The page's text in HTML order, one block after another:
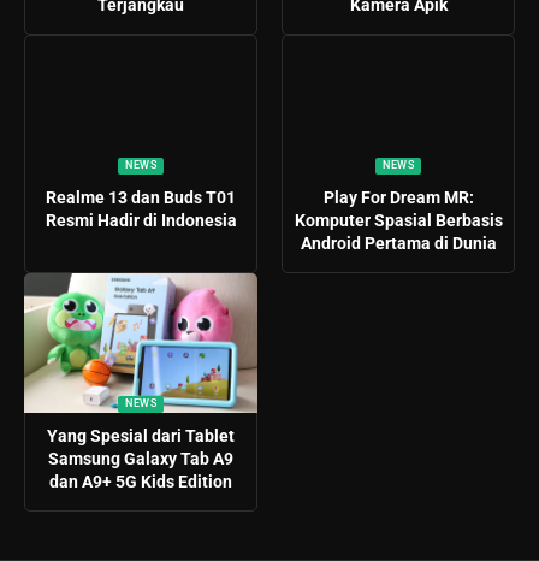
Terjangkau
Kamera Apik
NEWS
Realme 13 dan Buds T01
Resmi Hadir di Indonesia
NEWS
Play For Dream MR:
Komputer Spasial Berbasis
Android Pertama di Dunia
NEWS
Yang Spesial dari Tablet
Samsung Galaxy Tab A9
dan A9+ 5G Kids Edition